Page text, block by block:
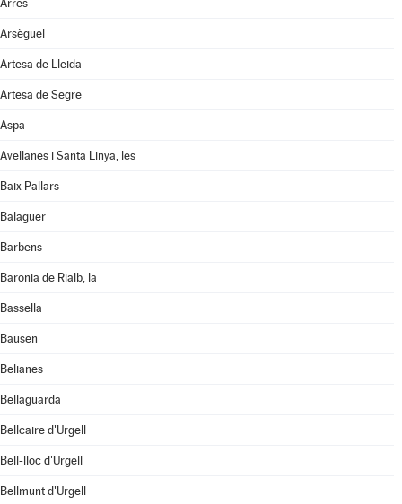
Arres
Arsèguel
Artesa de Lleida
Artesa de Segre
Aspa
Avellanes i Santa Linya, les
Baix Pallars
Balaguer
Barbens
Baronia de Rialb, la
Bassella
Bausen
Belianes
Bellaguarda
Bellcaire d'Urgell
Bell-lloc d'Urgell
Bellmunt d'Urgell